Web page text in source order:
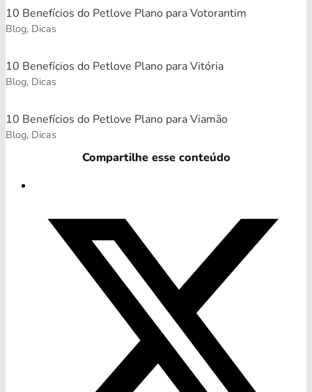
10 Benefícios do Petlove Plano para Votorantim
Blog, Dicas
10 Benefícios do Petlove Plano para Vitória
Blog, Dicas
10 Benefícios do Petlove Plano para Viamão
Blog, Dicas
Compartilhe esse conteúdo